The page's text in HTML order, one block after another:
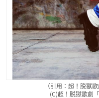
（引用：超！脱獄
(C)超！脱獄歌劇